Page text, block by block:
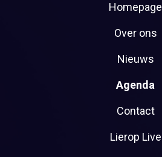
Homepage
Over ons
Nieuws
Agenda
Contact
Lierop Live